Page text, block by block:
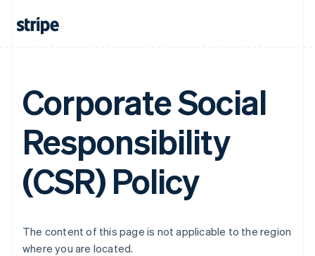
Corporate Social
Responsibility
(CSR) Policy
The content of this page is not applicable to the region
where you are located.
Francia
Français
Gibilterra
English
Grecia
English
English
Irlanda
ItalianoEnglish
Lettonia